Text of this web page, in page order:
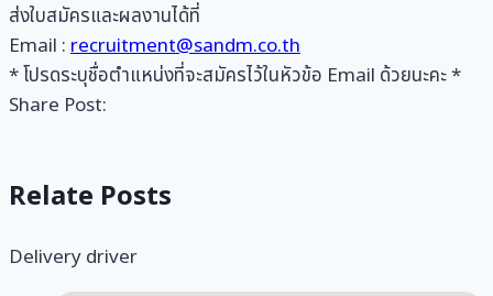
ส่งใบสมัครและผลงานได้ที่
Email :recruitment@sandm.co.th
* โปรดระบุชื่อตำแหน่งที่จะสมัครไว้ในหัวข้อ Email ด้วยนะคะ *
Share Post:
Relate Posts
Delivery driver